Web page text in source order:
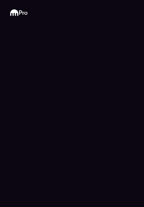
Kraken
Pro